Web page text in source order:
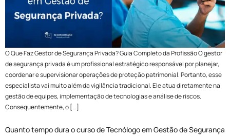
O Que Faz Gestor de Segurança Privada? Guia Completo da Profissão O gestor
de segurança privada é um profissional estratégico responsável por planejar,
coordenar e supervisionar operações de proteção patrimonial. Portanto, esse
especialista vai muito além da vigilância tradicional. Ele atua diretamente na
gestão de equipes, implementação de tecnologias e análise de riscos.
Consequentemente, o […]
Quanto tempo dura o curso de Tecnólogo em Gestão de Segurança